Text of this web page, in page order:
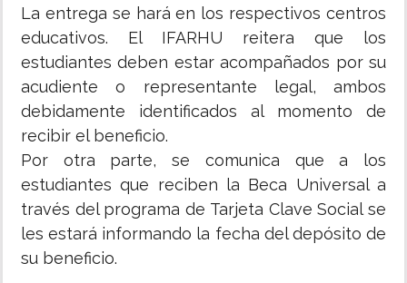
La entrega se hará en los respectivos centros
educativos. El IFARHU reitera que los
estudiantes deben estar acompañados por su
acudiente o representante legal, ambos
debidamente identificados al momento de
recibir el beneficio.
Por otra parte, se comunica que a los
estudiantes que reciben la Beca Universal a
través del programa de Tarjeta Clave Social se
les estará informando la fecha del depósito de
su beneficio.